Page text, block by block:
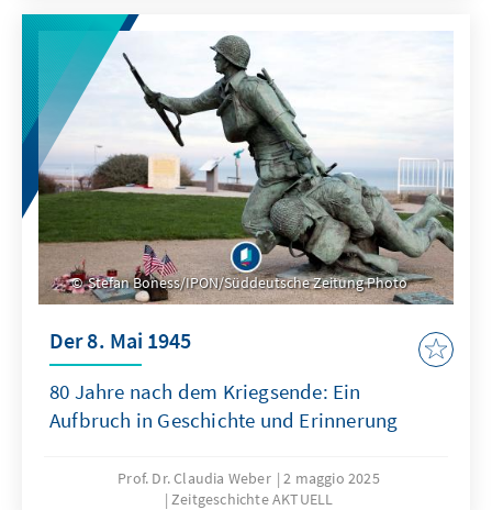
Stefan Boness/IPON/Süddeutsche Zeitung Photo
Der 8. Mai 1945
80 Jahre nach dem Kriegsende: Ein
Aufbruch in Geschichte und Erinnerung
Prof. Dr. Claudia Weber
2 maggio 2025
Zeitgeschichte AKTUELL